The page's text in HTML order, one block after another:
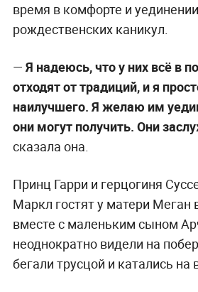
время в комфорте и
рождественских каникул.
— Я надеюсь, что у них всё в
отходят от традиций, и я
наилучшего. Я желаю им
они могут получить. Они
сказала она.
Принц Гарри и герцогиня
Маркл гостят у матери Меган
вместе с маленьким сыном
неоднократно видели на
бегали трусцой и катались на